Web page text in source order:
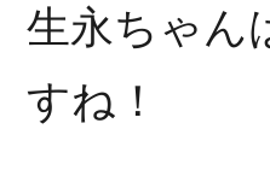
生永ちゃん
すね！